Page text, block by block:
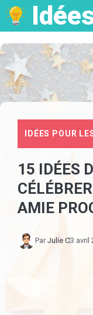
Aller
au
contenu
IDÉES POUR
15 IDÉES
AMIE
ParJulie C3 avril